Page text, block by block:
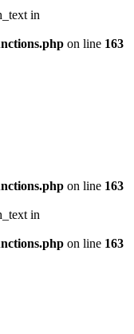
in
on line 163
on line 163
in
on line 163